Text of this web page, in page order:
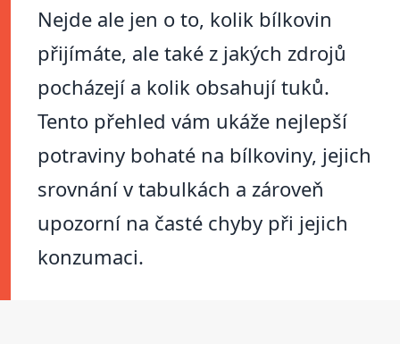
Nejde ale jen o to, kolik bílkovin
přijímáte, ale také z jakých zdrojů
pocházejí a kolik obsahují tuků.
Tento přehled vám ukáže nejlepší
potraviny bohaté na bílkoviny, jejich
srovnání v tabulkách a zároveň
upozorní na časté chyby při jejich
konzumaci.